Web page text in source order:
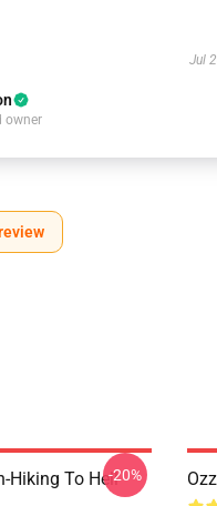
Jul
owner
Hiking To Hell-20%